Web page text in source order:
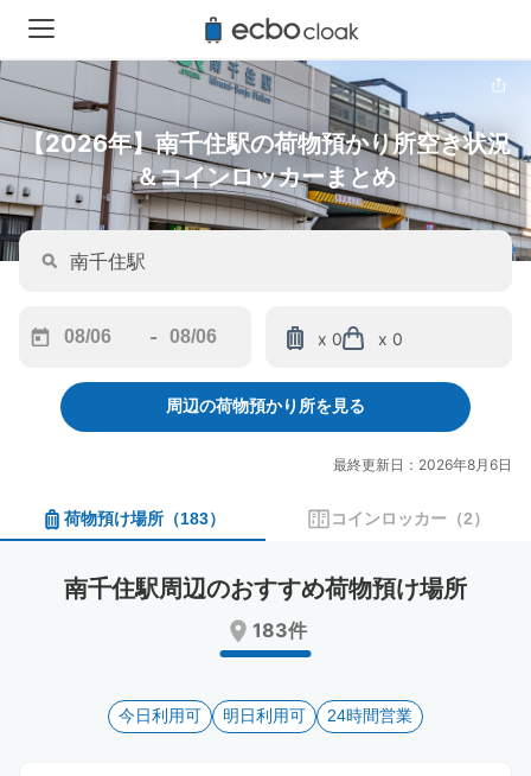
【2026年】南千住駅の荷物預かり所空き状況
＆コインロッカーまとめ
forward
interact
calendar
and
a
date.
-
backward
to
interact
and
a
date.
mark
key
x 0 x 0
周辺の荷物預かり所を見る
最終更新日：2026年8月6日
荷物預け場所 （183） コインロッカー （2）
南千住駅周辺のおすすめ荷物預け場所
183件
今日利用可 明日利用可 24時間営業